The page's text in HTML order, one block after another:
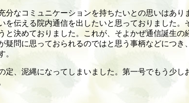
なコミュニケーションを持ちたいとの思いはあ
伝える院内通信を出したいと思っておりました
決めておりました。これが、そよかぜ通信誕生の
問に思っておられるのではと思う事柄などにつ
。
、泥縄になってしまいました。第一号でもう少し